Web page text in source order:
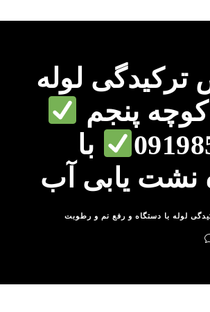
لوله
پنجم
با
نشت یابی آب
لوله با دستگاه و رفع نم و رطوبت